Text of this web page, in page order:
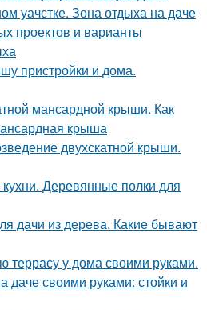
уачстке. Зона отдыха на даче
проектов и варианты
пристройки и дома.
мансардной крыши. Как
крыша
двухскатной крыши.
Деревянные полки для
дачи из дерева. Какие бывают
террасу у дома своими руками.
даче своими руками: стойки и